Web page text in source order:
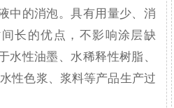
中的消泡。具有用量少、消
长的优点，不影响涂层缺
水性油墨、水稀释性树脂、
性色浆、浆料等产品生产过